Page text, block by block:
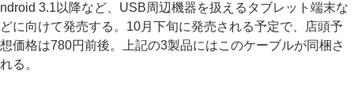
ndroid 3.1以降など、USB周辺機器を扱えるタブレット端末な
どに向けて発売する。10月下旬に発売される予定で、店頭予
想価格は780円前後。上記の3製品にはこのケーブルが同梱さ
れる。